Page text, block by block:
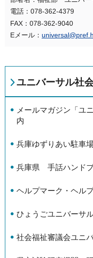
電話：078-362-4379
FAX：078-362-9040
Eメール：
ユニバーサル社
メールマガジン「ユ
内
兵庫ゆずりあい駐車
兵庫県 手話ハンド
ヘルプマーク・ヘル
ひょうごユニバーサ
社会福祉審議会ユニ